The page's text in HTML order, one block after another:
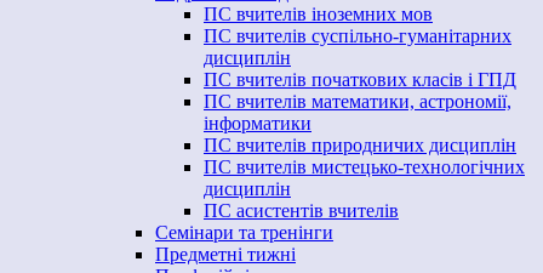
ПС вчителів іноземних мов
ПС вчителів суспільно-гуманітарних
дисциплін
ПС вчителів початкових класів і ГПД
ПС вчителів математики, астрономії,
інформатики
ПС вчителів природничих дисциплін
ПС вчителів мистецько-технологічних
дисциплін
ПС асистентів вчителів
Семінари та тренінги
Предметні тижні